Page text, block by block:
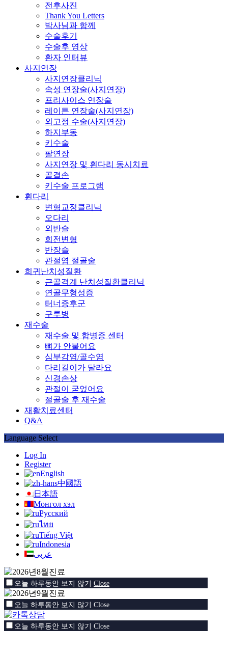
전후사진
Thank You Letters
박사님과 함께
수술후기
수술후 영상
환자 인터뷰
사지연장
사지연장클리닉
속성 연장술(사지연장)
프리사이스 연장술
레이튼 연장술(사지연장)
외고정 수술(사지연장)
하지부동
키수술
팔연장
사지연장 및 휜다리 동시치료
골결손
키수술 프로그램
휜다리
변형교정클리닉
오다리
외반슬
회전변형
반장슬
관절염 절골술
희귀난치성질환
근골격계 난치성질환클리닉
연골무형성증
터너증후군
구루병
재수술
재수술 및 합병증 센터
뼈가 안붙어요
심부감염/골수염
다리길이가 달라요
신경손상
관절이 굳었어요
절골술 후 재수술
재활치료센터
Q&A
Language Select
Log In
Register
English
中國語
日本語
Монгол хэл
Русский
ไทย
Tiếng Việt
Indonesia
عربى
오늘 하루동안 보지 않기 Close
오늘 하루동안 보지 않기 Close
오늘 하루동안 보지 않기 Close